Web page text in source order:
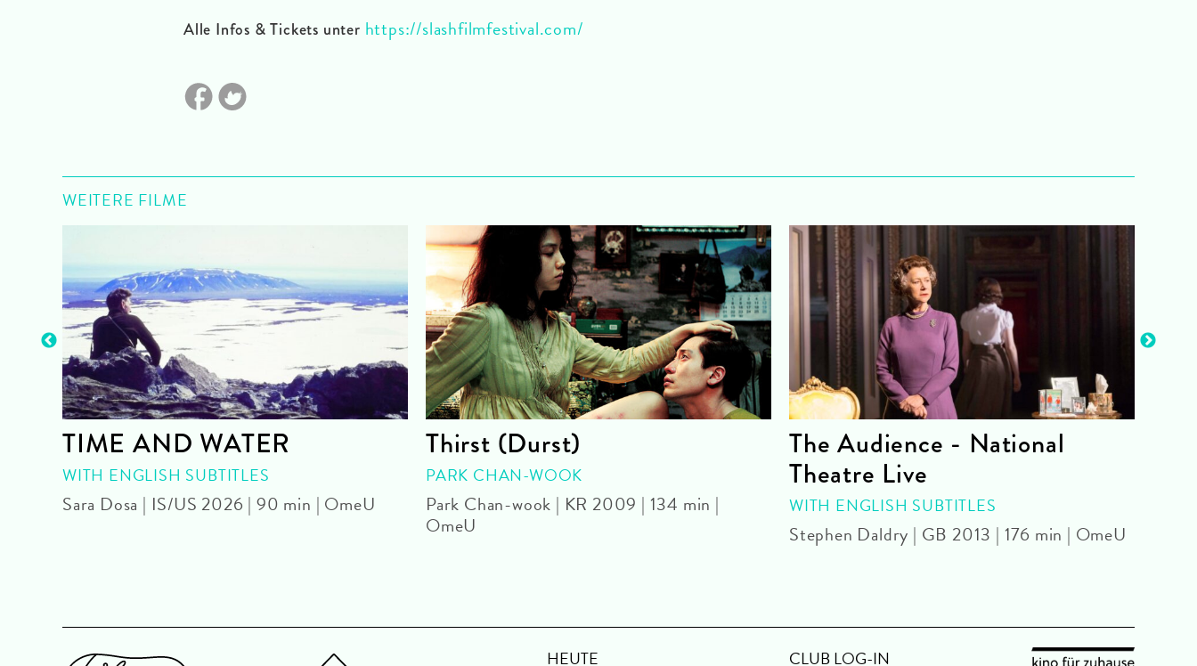
Alle Infos & Tickets unter https://slashfilmfestival.com/
WEITERE FILME
TIME AND WATER
WITH ENGLISH SUBTITLES
Sara Dosa | IS/US 2026 | 90 min | OmeU
Thirst (Durst)
PARK CHAN-WOOK
Park Chan-wook | KR 2009 | 134 min |
OmeU
The Audience - National
Theatre Live
WITH ENGLISH SUBTITLES
Stephen Daldry | GB 2013 | 176 min | OmeU
HEUTE CLUB LOG-IN